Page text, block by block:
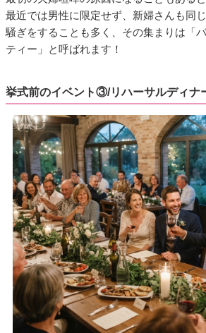
最近では男性に限定せず、新婦さんも同
騒ぎをすることも多く、その集まりは「
ティー」と呼ばれます！
挙式前のイベント③/リハーサルディナ